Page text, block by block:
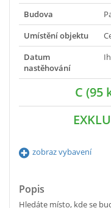
Budova
Umístění objektu
Datum
nastěhování
C (95
zobraz vybavení
Popis
Hledáte místo, kde se